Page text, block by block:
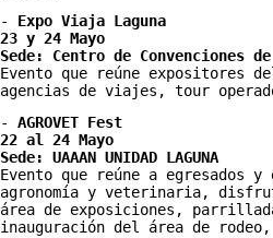
-
Expo Viaja Laguna
23 y 24 Mayo
Sede: Centro de Convenciones
Evento que reúne expositores
agencias de viajes, tour
-
AGROVET Fest
22 al 24 Mayo
Sede: UAAAN UNIDAD LAGUNA
Evento que reúne a egresados
agronomía y veterinaria,
área de exposiciones,
inauguración del área de